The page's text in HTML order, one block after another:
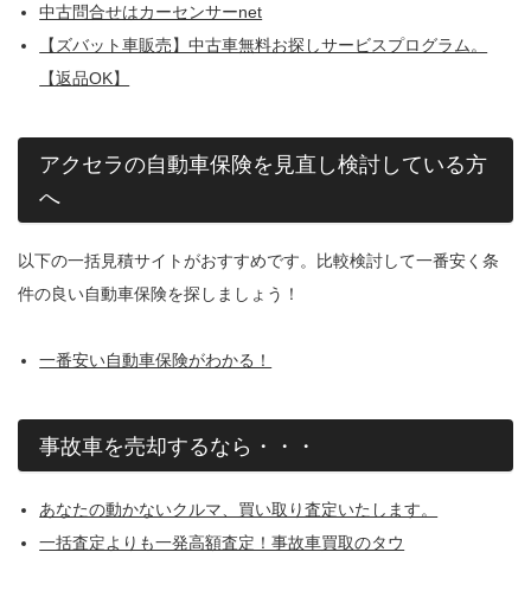
中古問合せはカーセンサーnet
【ズバット車販売】中古車無料お探しサービスプログラム。
【返品OK】
アクセラの自動車保険を見直し検討している方
へ
以下の一括見積サイトがおすすめです。比較検討して一番安く条
件の良い自動車保険を探しましょう！
一番安い自動車保険がわかる！
事故車を売却するなら・・・
あなたの動かないクルマ、買い取り査定いたします。
一括査定よりも一発高額査定！事故車買取のタウ